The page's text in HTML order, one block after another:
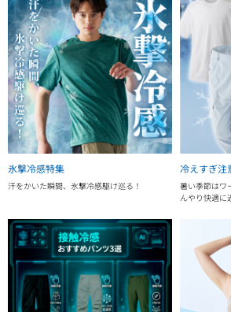
氷撃冷感特集
汗をかいた瞬間、氷撃冷感駆け巡る！
冷えすぎ注
暑い季節はワ
んやり快適に